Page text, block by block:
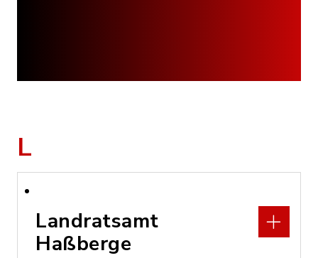
L
Landratsamt
Haßberge